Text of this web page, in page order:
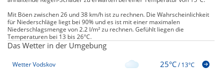
Mit Böen zwischen 26 und 38 km/h ist zu rechnen. Die Wahrscheinlichkeit
für Niederschläge liegt bei 90% und es ist mit einer maximalen
Niederschlagsmenge von 2.2 l/m² zu rechnen. Gefühlt liegen die
Temperaturen bei 13 bis 26°C.
Das Wetter in der Umgebung
Wetter Vodskov 25°C/13°C